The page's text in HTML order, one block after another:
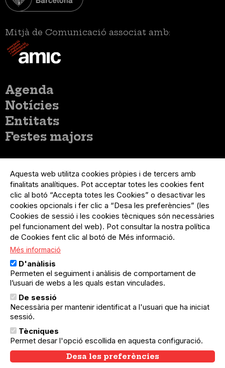
Mitjà de Comunicació associat amb:
Menú
principal
Agenda
Notícies
Entitats
Festes majors
del
compte
d'usuari
Menú
usuari
no
loggat
Registre organització
Menú
Peu
Sobre el projecte
Preguntes freqüents
Contacte
Menú
Legal
Política de privacitat
Avís legal
Política de cookies
El Quèdequè no es fa responsable de les activitats
programades; en són responsables els col·lectius
organitzadors.
© Quedequè, 2025
Aquesta web utilitza cookies pròpies i de tercers amb
finalitats analítiques. Pot acceptar totes les cookies fent
clic al botó “Accepta totes les Cookies” o desactivar les
cookies opcionals i fer clic a “Desa les preferències” (les
Cookies de sessió i les cookies tècniques són necessàries
pel funcionament del web). Pot consultar la nostra política
de Cookies fent clic al botó de Més informació.
Més informació
D'anàlisis
Permeten el seguiment i anàlisis de comportament de
l’usuari de webs a les quals estan vinculades.
De sessió
Necessària per mantenir identificat a l'usuari que ha iniciat
sessió.
Tècniques
Permet desar l'opció escollida en aquesta configuració.
Desa les preferències